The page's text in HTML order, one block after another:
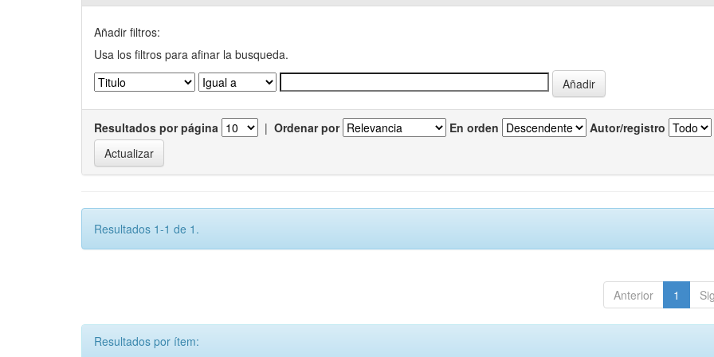
Añadir filtros:
Usa los filtros para afinar la busqueda.
Resultados por página | Ordenar por En orden Autor/registro
Resultados 1-1 de 1.
Anterior 1
Resultados por ítem: